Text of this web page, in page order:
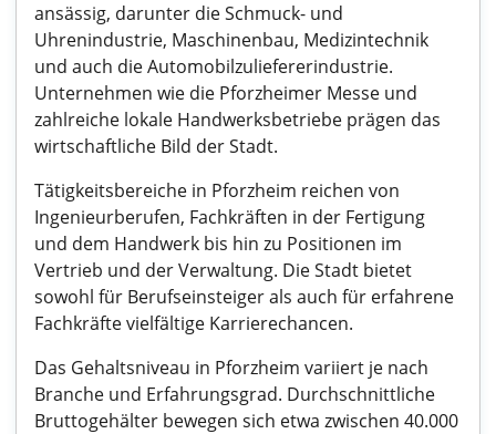
ansässig, darunter die Schmuck- und
Uhrenindustrie, Maschinenbau, Medizintechnik
und auch die Automobilzuliefererindustrie.
Unternehmen wie die Pforzheimer Messe und
zahlreiche lokale Handwerksbetriebe prägen das
wirtschaftliche Bild der Stadt.
Tätigkeitsbereiche in Pforzheim reichen von
Ingenieurberufen, Fachkräften in der Fertigung
und dem Handwerk bis hin zu Positionen im
Vertrieb und der Verwaltung. Die Stadt bietet
sowohl für Berufseinsteiger als auch für erfahrene
Fachkräfte vielfältige Karrierechancen.
Das Gehaltsniveau in Pforzheim variiert je nach
Branche und Erfahrungsgrad. Durchschnittliche
Bruttogehälter bewegen sich etwa zwischen 40.000